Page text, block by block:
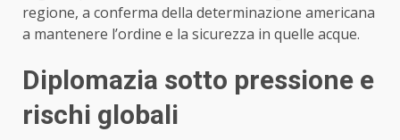
regione, a conferma della determinazione americana
a mantenere l’ordine e la sicurezza in quelle acque.
Diplomazia sotto pressione e
rischi globali